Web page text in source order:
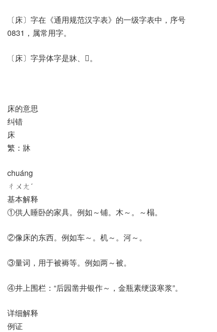
〔床〕字在《通用规范汉字表》的一级字表中，序号
0831，属常用字。
〔床〕字异体字是牀、𢃅。
床的意思
纠错
床
繁：牀
chuáng
ㄔㄨㄤˊ
基本解释
①供人睡卧的家具。例如～铺。木～。～榻。
②像床的东西。例如车～。机～。河～。
③量词，用于被褥等。例如两～被。
④井上围栏：“后园凿井银作～，金瓶素绠汲寒浆”。
详细解释
例证